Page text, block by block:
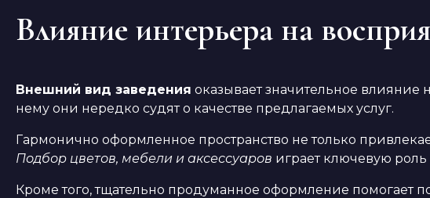
Влияние интерьера на
Внешний вид заведения оказывает значительное влияние
нему они нередко судят о качестве предлагаемых услуг.
Гармонично оформленное пространство не только
Подбор цветов, мебели и аксессуаров играет ключевую
Кроме того, тщательно продуманное оформление помогает